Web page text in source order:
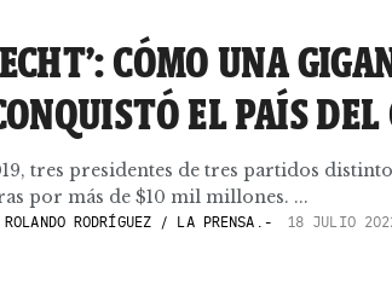
CÓMO UNA
EL PAÍS
tres presidentes de tres partidos
por más de $10 mil millones. ...
RODRÍGUEZ / LA PRENSA.- 18 JULIO